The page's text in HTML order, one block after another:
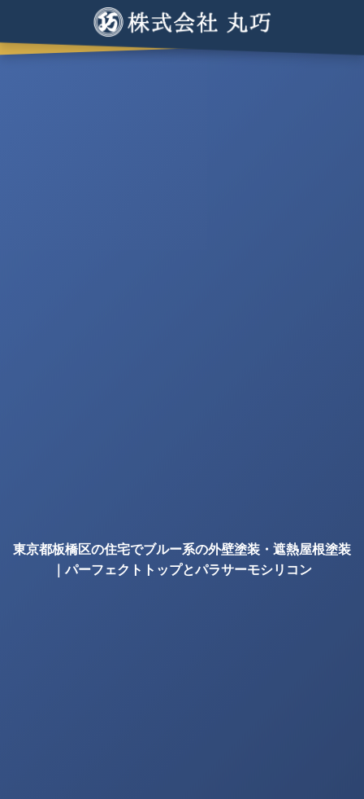
東京都板橋区の住宅でブルー系の外壁塗装・遮熱屋根塗装
｜パーフェクトトップとパラサーモシリコン